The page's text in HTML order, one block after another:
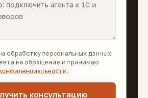
обработку персональных данных
на обращение и принимаю
.
консультацию